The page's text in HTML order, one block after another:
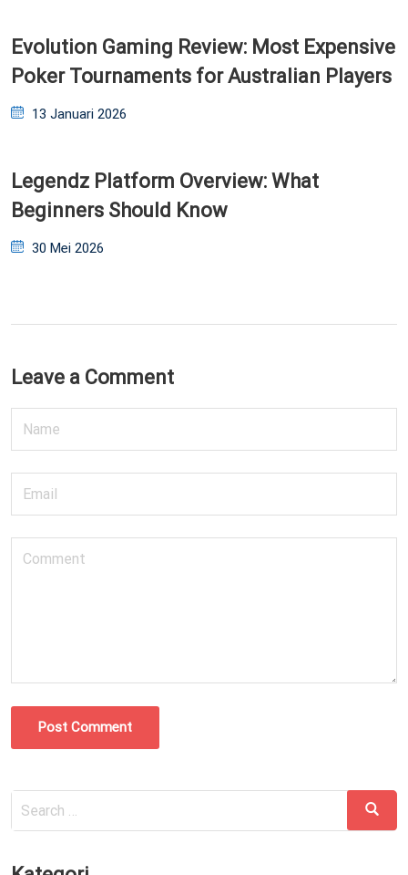
Evolution Gaming Review: Most Expensive
Poker Tournaments for Australian Players
Posted
13 Januari 2026
Legendz Platform Overview: What
Beginners Should Know
Posted
30 Mei 2026
Leave a Comment
Post Comment
Search
Search